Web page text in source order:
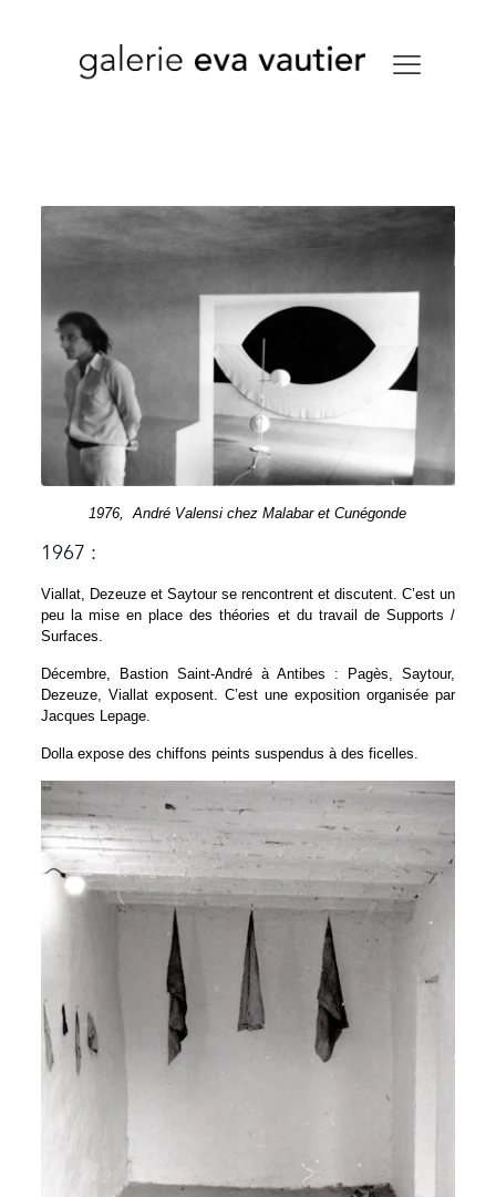
1976, André Valensi chez Malabar et Cunégonde
1967 :
Viallat, Dezeuze et Saytour se rencontrent et discutent. C’est un
peu la mise en place des théories et du travail de Supports /
Surfaces.
Décembre, Bastion Saint-André à Antibes : Pagès, Saytour,
Dezeuze, Viallat exposent. C’est une exposition organisée par
Jacques Lepage.
Dolla expose des chiffons peints suspendus à des ficelles.